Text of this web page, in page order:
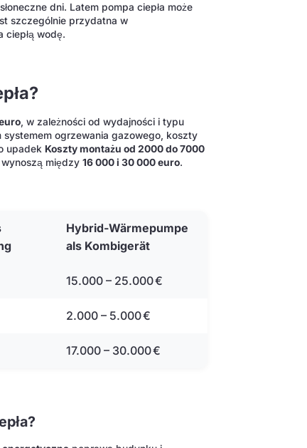
dni. Latem pompa ciepła może
szczególnie przydatna w
wodę.
, w zależności od wydajności i typu
systemem ogrzewania gazowego, koszty
upadek Koszty montażu od 2000 do 7000
wynoszą między16 000 i 30 000 euro.
Hybrid-Wärmepumpe
als Kombigerät
15.000 – 25.000 €
2.000 – 5.000 €
17.000 – 30.000 €